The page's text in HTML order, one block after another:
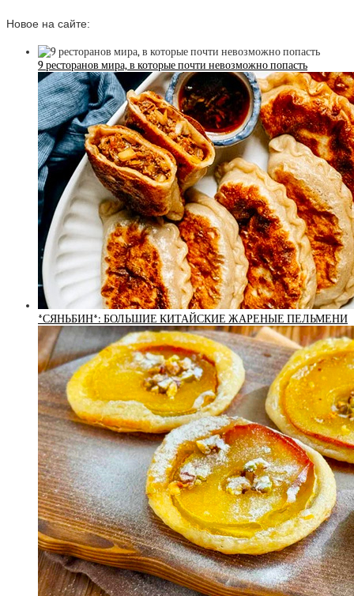
Новое на сайте:
9 ресторанов мира, в которые почти невозможно попасть
*СЯНЬБИН*: БОЛЬШИЕ КИТАЙСКИЕ ЖАРЕНЫЕ ПЕЛЬМЕНИ